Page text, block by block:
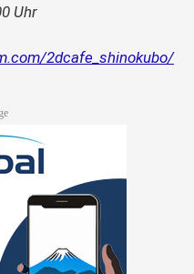
Uhr
2dcafe_shinokubo/